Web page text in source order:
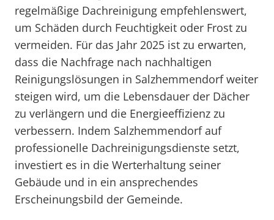
regelmäßige Dachreinigung empfehlenswert,
um Schäden durch Feuchtigkeit oder Frost zu
vermeiden. Für das Jahr 2025 ist zu erwarten,
dass die Nachfrage nach nachhaltigen
Reinigungslösungen in Salzhemmendorf weiter
steigen wird, um die Lebensdauer der Dächer
zu verlängern und die Energieeffizienz zu
verbessern. Indem Salzhemmendorf auf
professionelle Dachreinigungsdienste setzt,
investiert es in die Werterhaltung seiner
Gebäude und in ein ansprechendes
Erscheinungsbild der Gemeinde.